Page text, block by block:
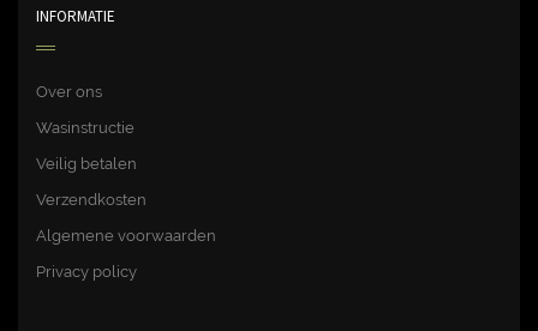
INFORMATIE
Over ons
Wasinstructie
Veilig betalen
Verzendkosten
Algemene voorwaarden
Privacy policy